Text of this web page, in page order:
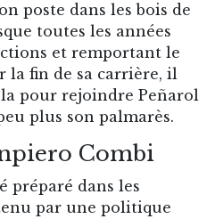
poste dans les bois de
toutes les années
et remportant le
la fin de sa carrière, il
pour rejoindre Peñarol
plus son palmarès.
Combi
préparé dans les
par une politique